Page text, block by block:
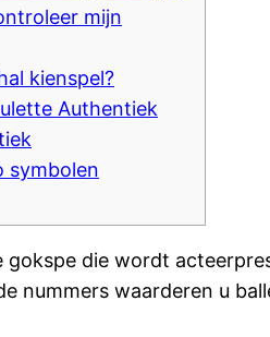
mijn
kienspel?
Authentiek
symbolen
gokspe die wordt
nummers waarderen u